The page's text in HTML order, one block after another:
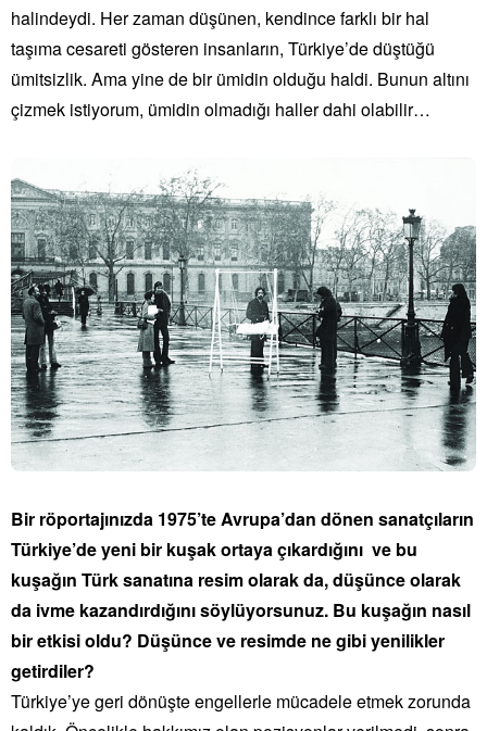
halindeydi. Her zaman düşünen, kendince farklı bir hal
taşıma cesareti gösteren insanların, Türkiye’de düştüğü
ümitsizlik. Ama yine de bir ümidin olduğu haldi. Bunun altını
çizmek istiyorum, ümidin olmadığı haller dahi olabilir…
Bir röportajınızda 1975’te Avrupa’dan dönen sanatçıların
Türkiye’de yeni bir kuşak ortaya çıkardığını ve bu
kuşağın Türk sanatına resim olarak da, düşünce olarak
da ivme kazandırdığını söylüyorsunuz. Bu kuşağın nasıl
bir etkisi oldu? Düşünce ve resimde ne gibi yenilikler
getirdiler?
Türkiye’ye geri dönüşte engellerle mücadele etmek zorunda